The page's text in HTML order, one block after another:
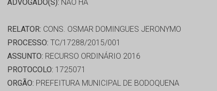
ADVOGADO(S): NÃO HÁ
RELATOR: CONS. OSMAR DOMINGUES JERONYMO
PROCESSO: TC/17288/2015/001
ASSUNTO: RECURSO ORDINÁRIO 2016
PROTOCOLO: 1725071
ORGÃO: PREFEITURA MUNICIPAL DE BODOQUENA